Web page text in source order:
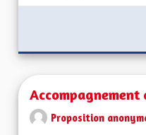
Proposition